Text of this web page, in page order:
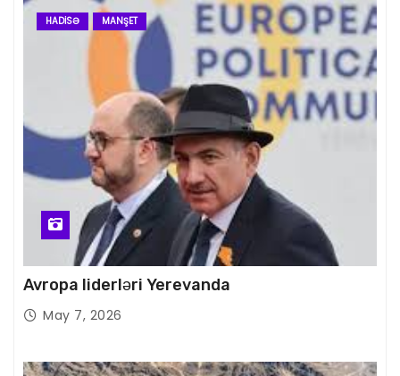
HADISƏ MANŞET
Avropa liderləri Yerevanda
May 7, 2026